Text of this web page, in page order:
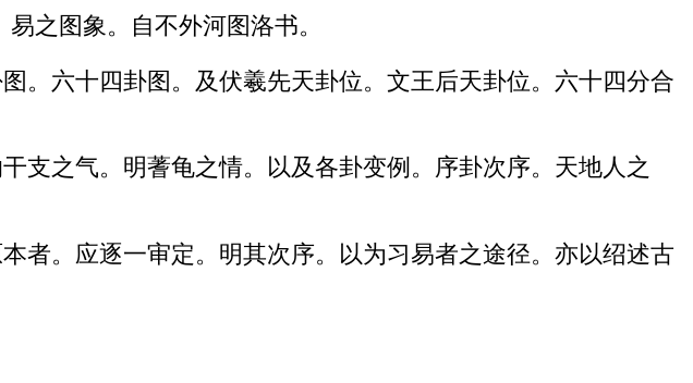
之图象。自不外河图洛书。
。六十四卦图。及伏羲先天卦位。文王后天卦位。六十四分合
支之气。明蓍龟之情。以及各卦变例。序卦次序。天地人之
者。应逐一审定。明其次序。以为习易者之途径。亦以绍述古